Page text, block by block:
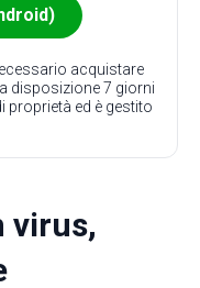
acquistare
disposizione 7 giorni
proprietà ed è gestito
virus,